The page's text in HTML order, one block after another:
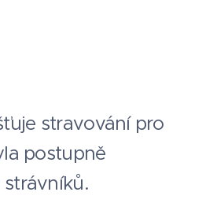
stravování pro
postupně
strávníků.